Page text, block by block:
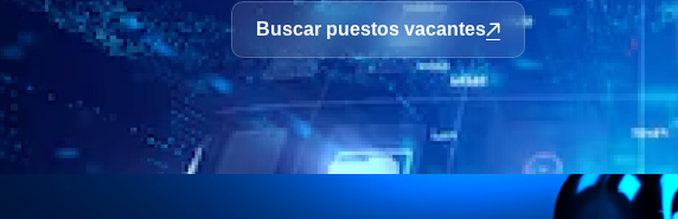
Buscar puestos vacantes